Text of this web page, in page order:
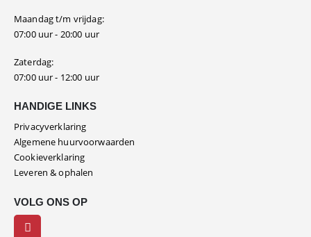
Maandag t/m vrijdag:
07:00 uur - 20:00 uur
Zaterdag:
07:00 uur - 12:00 uur
HANDIGE LINKS
Privacyverklaring
Algemene huurvoorwaarden
Cookieverklaring
Leveren & ophalen
VOLG ONS OP